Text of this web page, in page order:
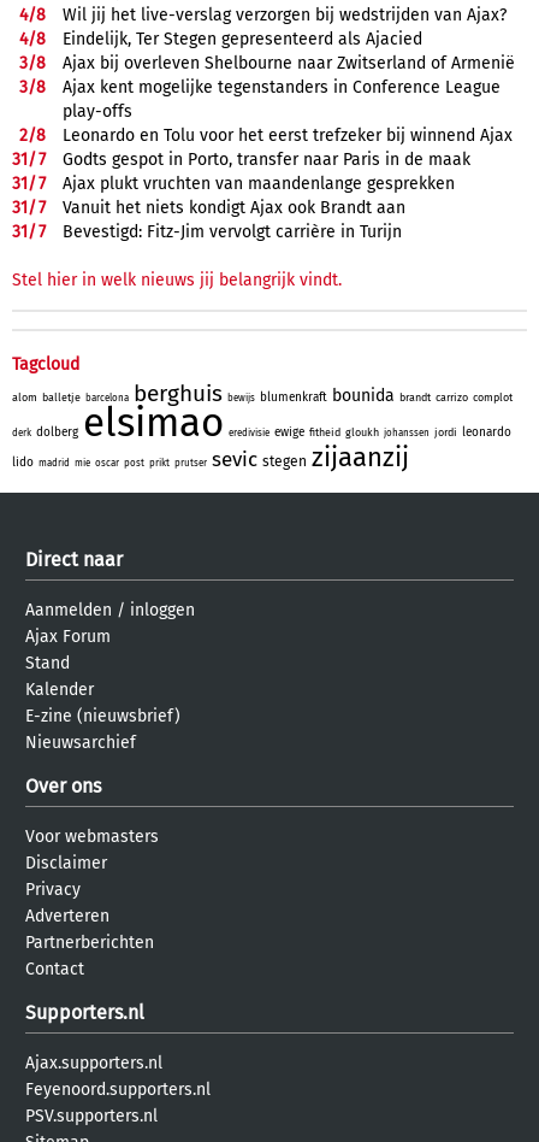
4/8
Wil jij het live-verslag verzorgen bij wedstrijden van Ajax?
4/8
Eindelijk, Ter Stegen gepresenteerd als Ajacied
3/8
Ajax bij overleven Shelbourne naar Zwitserland of Armenië
3/8
Ajax kent mogelijke tegenstanders in Conference League
play-offs
2/8
Leonardo en Tolu voor het eerst trefzeker bij winnend Ajax
31/7
Godts gespot in Porto, transfer naar Paris in de maak
31/7
Ajax plukt vruchten van maandenlange gesprekken
31/7
Vanuit het niets kondigt Ajax ook Brandt aan
31/7 Bevestigd: Fitz-Jim vervolgt carrière in Turijn
Stel hier in welk nieuws jij belangrijk vindt.
Tagcloud
alom balletje barcelona berghuis bewijs blumenkraft bounida brandt carrizo complot
derk dolberg elsimao eredivisie ewige fitheid gloukh johanssen jordi leonardo
lido madrid mie oscar post prikt prutser sevic stegen zijaanzij
Direct naar
Aanmelden / inloggen
Ajax Forum
Stand
Kalender
E-zine (nieuwsbrief)
Nieuwsarchief
Over ons
Voor webmasters
Disclaimer
Privacy
Adverteren
Partnerberichten
Contact
Supporters.nl
Ajax.supporters.nl
Feyenoord.supporters.nl
PSV.supporters.nl